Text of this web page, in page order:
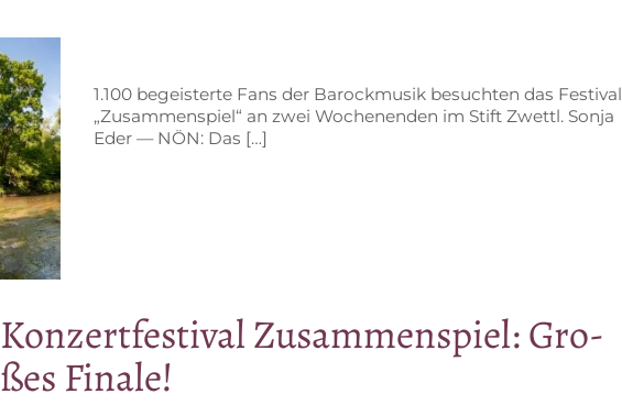
Kon­zert­fes­ti­val Zu­sam­men­spiel: Gro­
ßes Finale!
1.100 be­geis­ter­te Fans der Ba­rock­mu­sik be­such­ten das Fes­ti­val
„Zu­sam­men­spiel“ an zwei Wo­chen­en­den im Stift Zwettl. Son­ja
Eder — NÖN: Das […]